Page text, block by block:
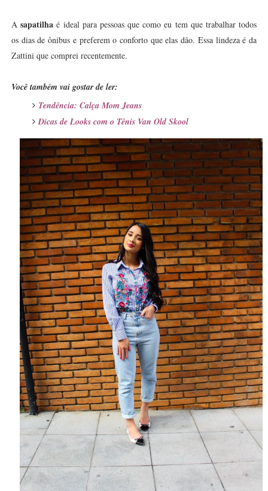
Asapatilhaé ideal para pessoas que como eu tem que trabalhar todos
os dias de ônibus e preferem o conforto que elas dão. Essa lindeza é da
Zattini que comprei recentemente.
Você também vai gostar de ler:
Tendência: Calça Mom Jeans
Dicas de Looks com o Tênis Van Old Skool